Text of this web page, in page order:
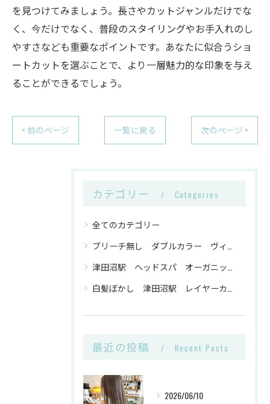
を見つけてみましょう。長さやカットジャンルだけでな
く、今だけでなく、普段のスタイリングやお手入れのし
やすさなども重要なポイントです。あなたに似合うショ
ートカットを選ぶことで、より一層魅力的な印象を与え
ることができるでしょう。
< 前のページ 一覧に戻る 次のページ >
カテゴリー Categories
全てのカテゴリー
ブリーチ無し ダブルカラー ヴィーガンカラー 津田沼駅
津田沼駅 ヘッドスパ オーガニックトリートメント ヴィーガンカラー
白髪ぼかし 津田沼駅 レイヤーカット
最近の投稿 Recent Posts
2026/06/10